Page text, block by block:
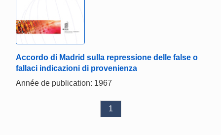
Accordo di Madrid sulla repressione delle false o
fallaci indicazioni di provenienza
Année de publication: 1967
1